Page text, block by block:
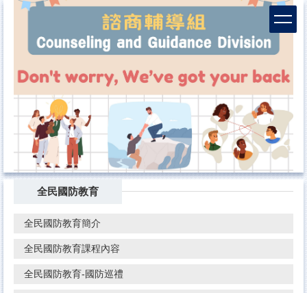
區
全民國防教育
全民國防教育簡介
全民國防教育課程內容
全民國防教育-國防巡禮